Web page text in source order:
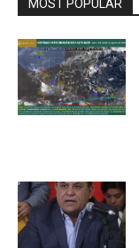
MOST POPULAR